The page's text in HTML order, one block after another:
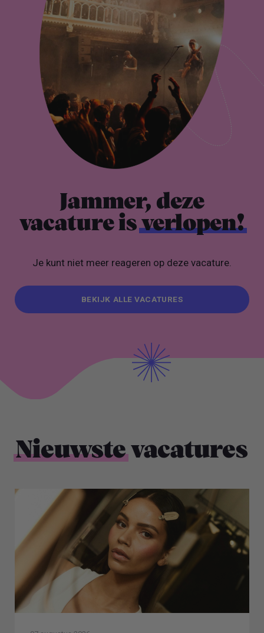
Jammer, deze
vacature isverlopen!
Je kunt niet meer reageren op deze vacature.
BEKIJK ALLE VACATURES
Nieuwstevacatures